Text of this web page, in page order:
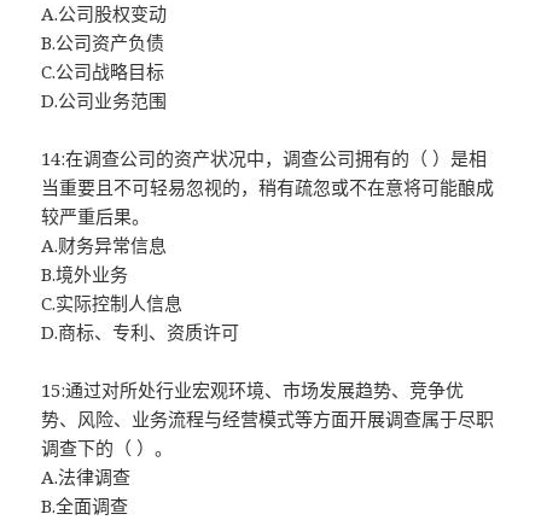
A.公司股权变动
B.公司资产负债
C.公司战略目标
D.公司业务范围
14:在调查公司的资产状况中，调查公司拥有的（ ）是相
当重要且不可轻易忽视的，稍有疏忽或不在意将可能酿成
较严重后果。
A.财务异常信息
B.境外业务
C.实际控制人信息
D.商标、专利、资质许可
15:通过对所处行业宏观环境、市场发展趋势、竞争优
势、风险、业务流程与经营模式等方面开展调查属于尽职
调查下的（ ）。
A.法律调查
B.全面调查